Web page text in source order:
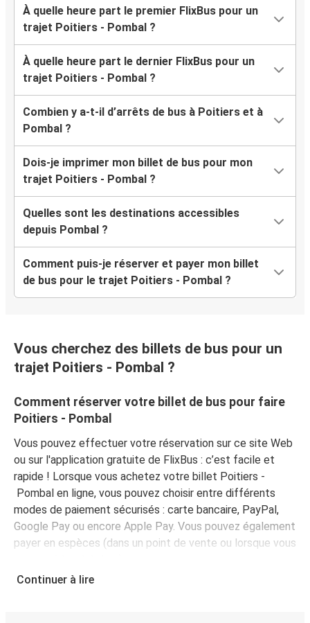
À quelle heure part le premier FlixBus pour un
trajet Poitiers - Pombal ?
À quelle heure part le dernier FlixBus pour un
trajet Poitiers - Pombal ?
Combien y a-t-il d’arrêts de bus à Poitiers et à
Pombal ?
Dois-je imprimer mon billet de bus pour mon
trajet Poitiers - Pombal ?
Quelles sont les destinations accessibles
depuis Pombal ?
Comment puis-je réserver et payer mon billet
de bus pour le trajet Poitiers - Pombal ?
Vous cherchez des billets de bus pour un
trajet Poitiers - Pombal ?
Comment réserver votre billet de bus pour faire
Poitiers - Pombal
Vous pouvez effectuer votre réservation sur ce site Web
ou sur l'application gratuite de FlixBus : c’est facile et
rapide ! Lorsque vous achetez votre billet Poitiers -
Pombal en ligne, vous pouvez choisir entre différents
modes de paiement sécurisés : carte bancaire, PayPal,
Google Pay ou encore Apple Pay. Vous pouvez également
payer en espèces (dans un point de vente ou lorsque vous
Continuer à lire